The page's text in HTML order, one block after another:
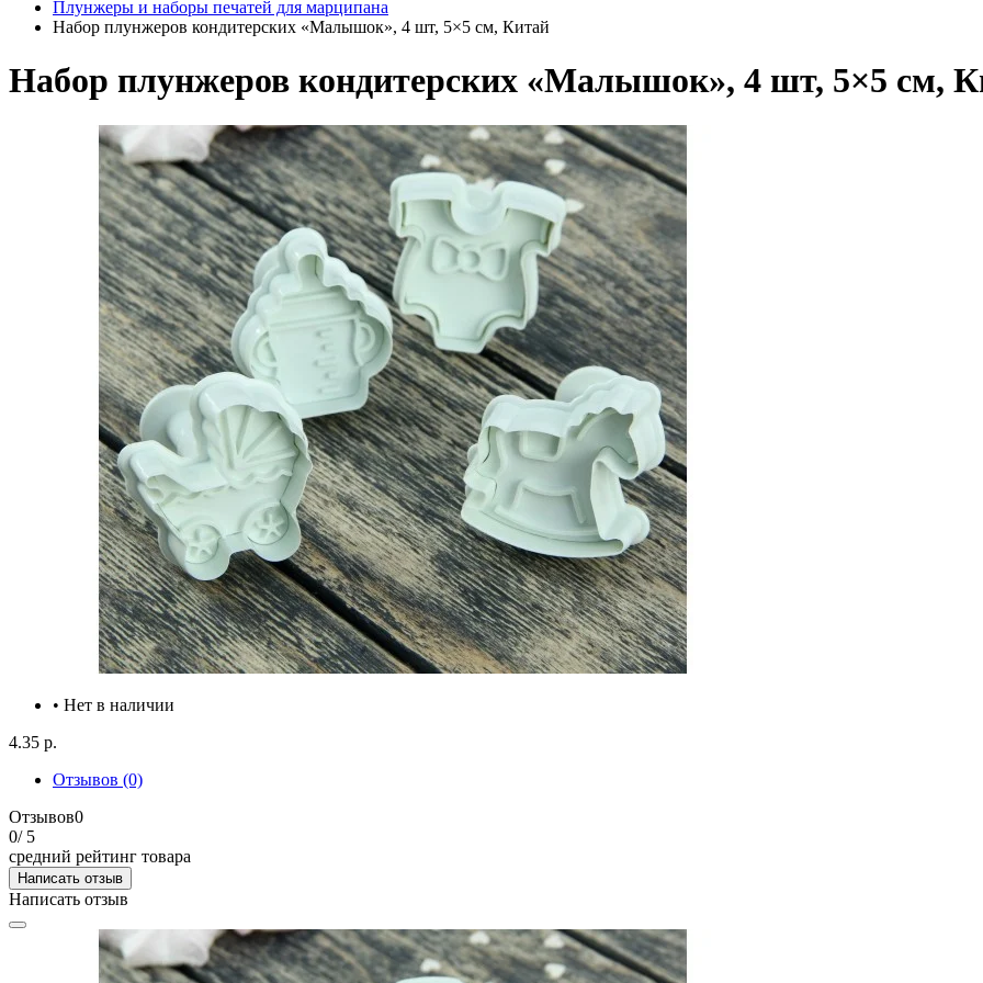
Плунжеры и наборы печатей для марципана
Набор плунжеров кондитерских «Малышок», 4 шт, 5×5 см, Китай
Набор плунжеров кондитерских «Малышок», 4 шт, 5×5 см,
• Нет в наличии
4.35 р.
Отзывов (0)
Отзывов0
0/ 5
средний рейтинг товара
Написать отзыв
Написать отзыв